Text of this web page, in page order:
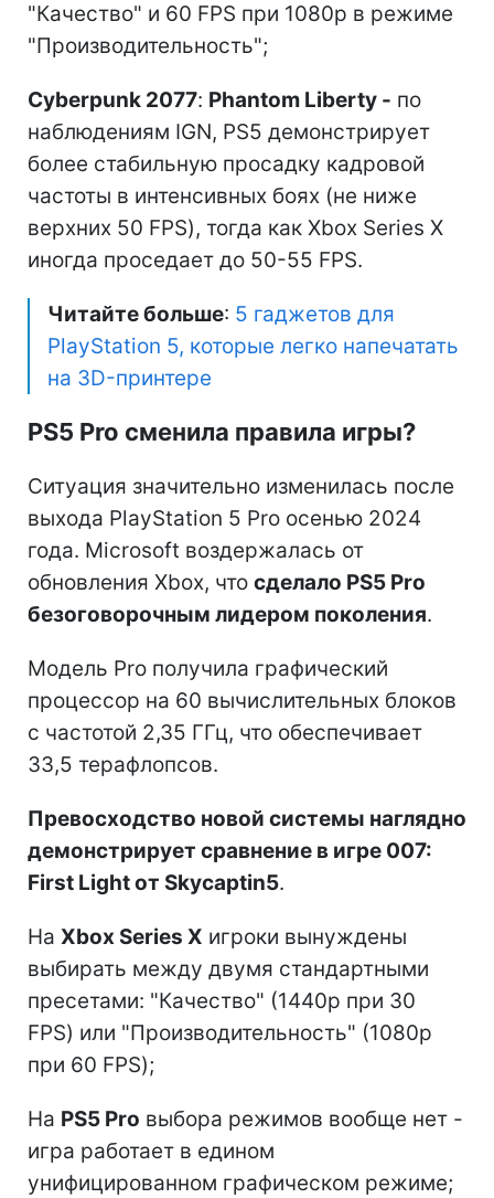
"Качество" и 60 FPS при 1080p в режиме
"Производительность";
Cyberpunk 2077: Phantom Liberty - по
наблюдениям IGN, PS5 демонстрирует
более стабильную просадку кадровой
частоты в интенсивных боях (не ниже
верхних 50 FPS), тогда как Xbox Series X
иногда проседает до 50-55 FPS.
Читайте больше: 5 гаджетов для
PlayStation 5, которые легко напечатать
на 3D-принтере
PS5 Pro сменила правила игры?
Ситуация значительно изменилась после
выхода PlayStation 5 Pro осенью 2024
года. Microsoft воздержалась от
обновления Xbox, что сделало PS5 Pro
безоговорочным лидером поколения.
Модель Pro получила графический
процессор на 60 вычислительных блоков
с частотой 2,35 ГГц, что обеспечивает
33,5 терафлопсов.
Превосходство новой системы наглядно
демонстрирует сравнение в игре 007:
First Light от Skycaptin5.
На Xbox Series X игроки вынуждены
выбирать между двумя стандартными
пресетами: "Качество" (1440p при 30
FPS) или "Производительность" (1080p
при 60 FPS);
На PS5 Pro выбора режимов вообще нет -
игра работает в едином
унифицированном графическом режиме;